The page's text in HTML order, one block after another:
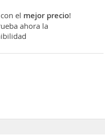
el mejor precio!
ahora la